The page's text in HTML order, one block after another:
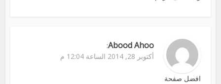
Abood Ahoo
:
أكتوبر 28, 2014 الساعة 12:04 م
افضل صفحة